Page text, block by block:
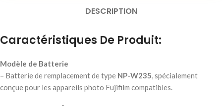
DESCRIPTION
Caractéristiques De Produit:
Modèle de Batterie
– Batterie de remplacement de type NP-W235, spécialement
conçue pour les appareils photo Fujifilm compatibles.